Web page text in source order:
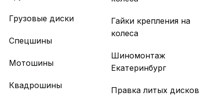
Грузовые диски
Спецшины
Мотошины
Квадрошины
Гайки крепления на
колеса
Шиномонтаж
Екатеринбург
Правка литых дисков